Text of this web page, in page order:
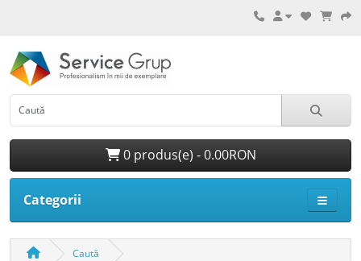
0 produs(e) - 0.00RON
Categorii
Caută